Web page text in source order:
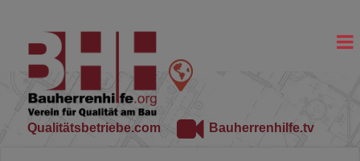
Qualitätsbetriebe.com Bauherrenhilfe.tv